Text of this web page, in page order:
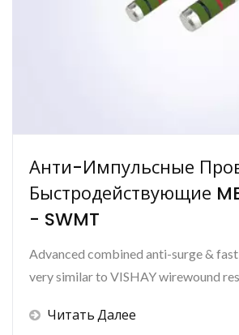
Анти-Импульсные
Быстродействующие
- SWMT
Advanced combined anti-surge &
very similar to VISHAY wirewound
Читать Далее